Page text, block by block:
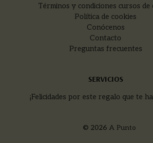
Términos y condiciones cursos de
Política de cookies
Conócenos
Contacto
Preguntas frecuentes
SERVICIOS
¡Felicidades por este regalo que te
© 2026 A Punto